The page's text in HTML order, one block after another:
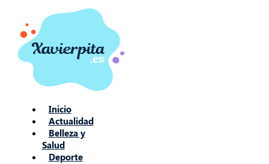
Inicio
Actualidad
Belleza y
Salud
Deporte